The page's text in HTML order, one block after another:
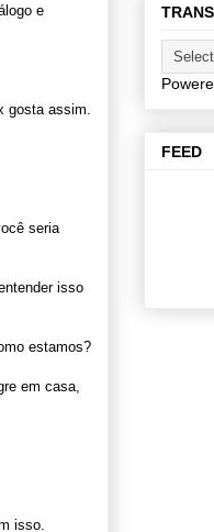
e
gosta assim.
seria
isso
estamos?
em casa,
isso.
FEED